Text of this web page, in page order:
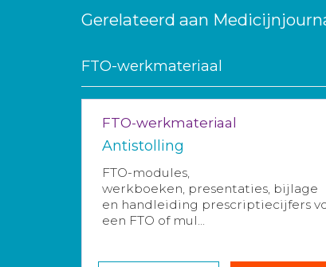
Gerelateerd aan
FTO-werkmateriaal
FTO-werkmateriaal
Antistolling
FTO-modules,
werkboeken, presentaties, bijlage
en handleiding prescriptiecijfers
een FTO of mul...